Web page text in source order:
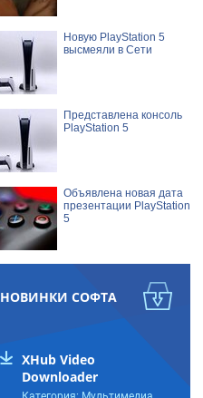
Новую PlayStation 5
высмеяли в Сети
Представлена консоль
PlayStation 5
Объявлена новая дата
презентации PlayStation
5
заблокировал
скандальную
НОВИНКИ СОФТА
XHub Video
Downloader